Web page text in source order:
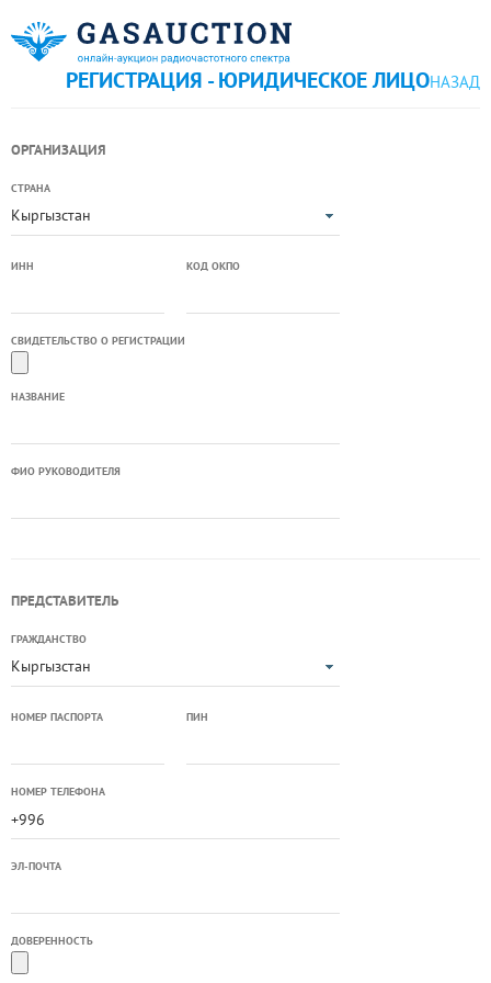
РЕГИСТРАЦИЯ - ЮРИДИЧЕСКОЕ ЛИЦОНАЗАД
ОРГАНИЗАЦИЯ
СТРАНА
Кыргызстан
ИНН КОД ОКПО
СВИДЕТЕЛЬСТВО О РЕГИСТРАЦИИ
НАЗВАНИЕ
ФИО РУКОВОДИТЕЛЯ
ПРЕДСТАВИТЕЛЬ
ГРАЖДАНСТВО
Кыргызстан
НОМЕР ПАСПОРТА ПИН
НОМЕР ТЕЛЕФОНА
ЭЛ-ПОЧТА
ДОВЕРЕННОСТЬ